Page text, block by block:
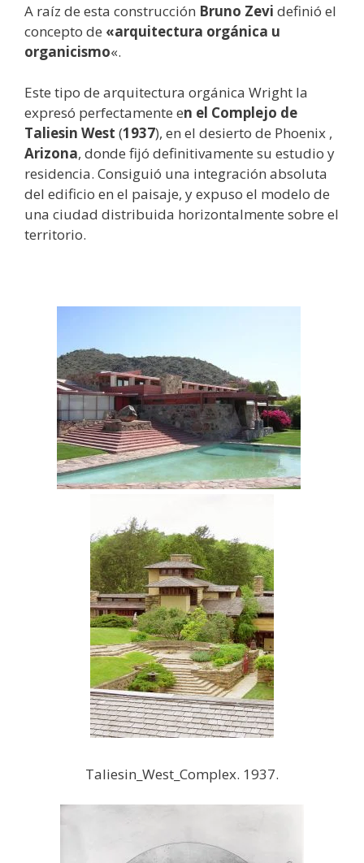
A raíz de esta construcción Bruno Zevi definió el
concepto de «arquitectura orgánica u
organicismo«.
Este tipo de arquitectura orgánica Wright la
expresó perfectamente en el Complejo de
Taliesin West (1937), en el desierto de Phoenix ,
Arizona, donde fijó definitivamente su estudio y
residencia. Consiguió una integración absoluta
del edificio en el paisaje, y expuso el modelo de
una ciudad distribuida horizontalmente sobre el
territorio.
Taliesin_West_Complex. 1937.